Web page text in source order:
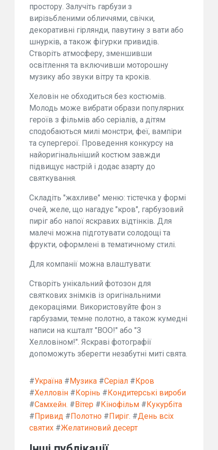
простору. Залучіть гарбузи з
вирізьбленими обличчями, свічки,
декоративні гірлянди, павутину з вати або
шнурків, а також фігурки привидів.
Створіть атмосферу, зменшивши
освітлення та включивши моторошну
музику або звуки вітру та кроків.
Хеловін не обходиться без костюмів.
Молодь може вибрати образи популярних
героїв з фільмів або серіалів, а дітям
сподобаються милі монстри, феї, вампіри
та супергерої. Проведення конкурсу на
найоригінальніший костюм завжди
підвищує настрій і додає азарту до
святкування.
Складіть "жахливе" меню: тістечка у формі
очей, желе, що нагадує "кров", гарбузовий
пиріг або напої яскравих відтінків. Для
малечі можна підготувати солодощі та
фрукти, оформлені в тематичному стилі.
Для компанії можна влаштувати:
Створіть унікальний фотозон для
святкових знімків із оригінальними
декораціями. Використовуйте фон з
гарбузами, темне полотно, а також кумедні
написи на кшталт "BOO!" або "З
Хелловіном!". Яскраві фотографії
допоможуть зберегти незабутні миті свята.
#Україна #Музика #Серіал #Кров
#Хелловін #Корінь #Кондитерські вироби
#Самхейн. #Вітер #Кінофільм #Кукурбіта
#Привид #Полотно #Пиріг. #День всіх
святих #Желатиновий десерт